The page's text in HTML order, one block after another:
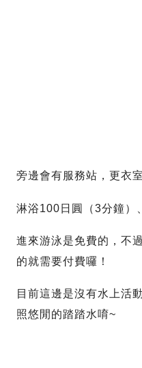
旁邊會有服務站，更衣
淋浴100日圓（3分鐘）
進來游泳是免費的，不
的就需要付費囉！
目前這邊是沒有水上活
照悠閒的踏踏水唷~